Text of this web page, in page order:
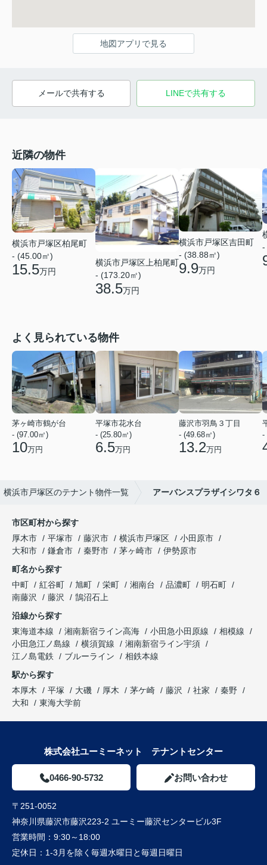
地図アプリで見る
メールで共有する LINEで共有する
近隣の物件
横浜市戸塚区柏尾町
- (45.00㎡)
15.5万円
横浜市戸塚区上柏尾町
- (173.20㎡)
38.5万円
横浜市戸塚区吉田町
- (38.88㎡)
9.9万円
-
よく見られている物件
茅ヶ崎市鶴が台
- (97.00㎡)
10万円
平塚市花水台
- (25.80㎡)
6.5万円
藤沢市羽鳥３丁目
- (49.68㎡)
13.2万円
-
横浜市戸塚区のテナント物件一覧 アーバンスプラザイシワタ６
市区町村から探す
厚木市
平塚市 藤沢市 横浜市戸塚区
小田原市
大和市
鎌倉市 秦野市 茅ヶ崎市
伊勢原市
町名から探す
中町
紅谷町 旭町 栄町 湘南台 品濃町
明石町
南藤沢
藤沢
鵠沼石上
沿線から探す
東海道本線
湘南新宿ライン高海 小田急小田原線
相模線
小田急江ノ島線
横須賀線
湘南新宿ライン宇須
江ノ島電鉄
ブルーライン
相鉄本線
駅から探す
本厚木
平塚 大磯 厚木 茅ケ崎 藤沢 社家
秦野
大和
東海大学前
株式会社ユーミーネット テナントセンター
0466-90-5732 お問い合わせ
〒251-0052
神奈川県藤沢市藤沢223-2 ユーミー藤沢センタービル3F
営業時間： 9:30～18:00
定休日： 1-3月を除く毎週水曜日と毎週日曜日